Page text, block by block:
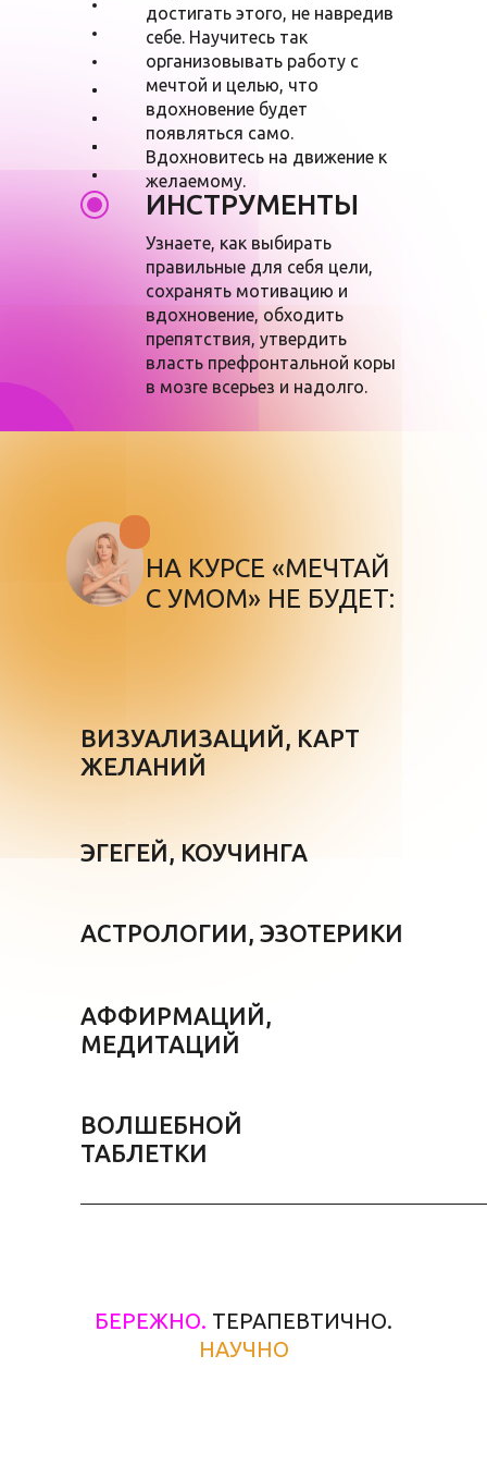
достигать этого, не навредив
себе. Научитесь так
организовывать работу с
мечтой и целью, что
вдохновение будет
появляться само.
Вдохновитесь на движение к
желаемому.
Узнаете, как выбирать
правильные для себя цели,
сохранять мотивацию и
вдохновение, обходить
препятствия, утвердить
власть префронтальной коры
в мозге всерьез и надолго.
ИНСТРУМЕНТЫ
НА КУРСЕ «МЕЧТАЙ
С УМОМ» НЕ БУДЕТ:
ЭГЕГЕЙ, КОУЧИНГА
АСТРОЛОГИИ, ЭЗОТЕРИКИ
АФФИРМАЦИЙ,
МЕДИТАЦИЙ
ВИЗУАЛИЗАЦИЙ, КАРТ
ЖЕЛАНИЙ
ВОЛШЕБНОЙ
ТАБЛЕТКИ
БЕРЕЖНО. ТЕРАПЕВТИЧНО.
НАУЧНО